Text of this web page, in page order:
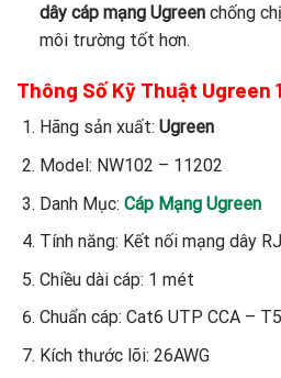
dây cáp mạng Ugreenchống
môi trường tốt hơn.
Thông Số Kỹ Thuật Ugreen
Hãng sản xuất: Ugreen
Model: NW102 – 11202
Danh Mục: Cáp Mạng Ugreen
Tính năng: Kết nối mạng dây
Chiều dài cáp: 1 mét
Chuẩn cáp: Cat6 UTP CCA –
Kích thước lõi: 26AWG